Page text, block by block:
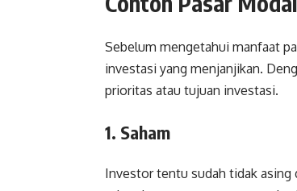
Sebelum mengetahui manfaat
investasi yang menjanjikan.
prioritas atau tujuan investasi.
1. Saham
Investor tentu sudah tidak asing